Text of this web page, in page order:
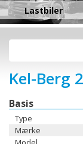
Lastbiler
Kel-Berg
Basis
Type
Mærke